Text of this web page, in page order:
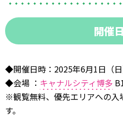
開催
◆開催日時：2025年6月1日（
◆会場 ： キャナルシティ博多
※観覧無料、優先エリアへの入
す。